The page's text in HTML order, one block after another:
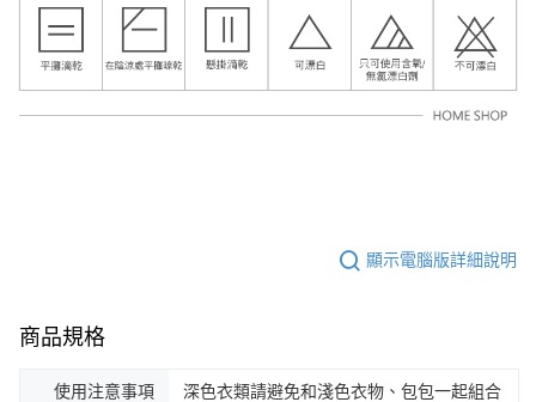
顯示電腦版詳細說明
商品規格
使用注意事項
深色衣類請避免和淺色衣物、包包一起組合